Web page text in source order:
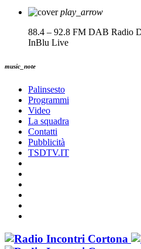
play_arrow
88.4 – 92.8 FM DAB Radio
InBlu Live
music_note
Palinsesto
Programmi
Video
La squadra
Contatti
Pubblicità
TSDTV.IT